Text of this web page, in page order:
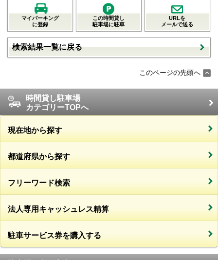
マイパーキング
に登録
この時間貸し
駐車場に駐車
URLを
メールで送る
検索結果一覧に戻る
このページの先頭へ
時間貸し駐車場
カテゴリーTOPへ
現在地から探す
都道府県から探す
フリーワード検索
法人専用キャッシュレス精算
駐車サービス券を購入する